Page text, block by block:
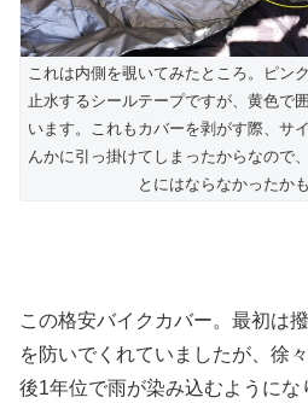
これは内側を覗いてみたところ。ピン
止水するシールテープですが、黄色で
います。これもカバーを剥がす際、サ
んかに引っ掛けてしまったからなので
とにはならなかったか
この格安バイクカバー。最初は
を防いでくれていましたが、徐
後1年位で雨が染み込むようにな